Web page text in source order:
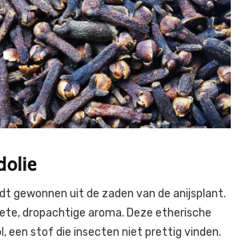
gewonnen uit de zaden van de anijsplant.
dropachtige aroma. Deze etherische
een stof die insecten niet prettig vinden.